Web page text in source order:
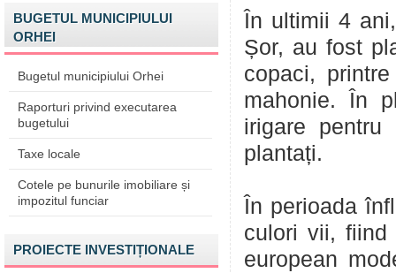
BUGETUL MUNICIPIULUI
ORHEI
Bugetul municipiului Orhei
Raporturi privind executarea
bugetului
Taxe locale
Cotele pe bunurile imobiliare și
impozitul funciar
PROIECTE INVESTIȚIONALE
În ultimii 4
Șor, au fost
copaci,
mahonie. În
irigare
plantați.
În perioada
culori vii, fiind
european